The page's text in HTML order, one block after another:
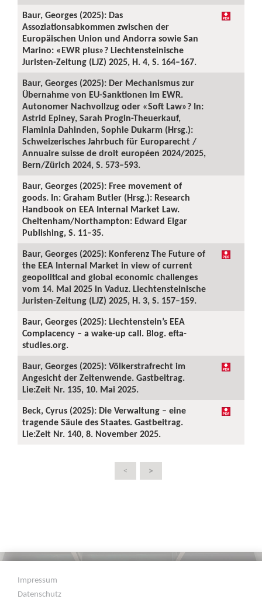
Baur, Georges (2025): Das
Assoziationsabkommen zwischen der
Europäischen Union und Andorra sowie San
Marino: «EWR plus»? Liechtensteinische
Juristen-Zeitung (LJZ) 2025, H. 4, S. 164–167.
Baur, Georges (2025): Der Mechanismus zur
Übernahme von EU-Sanktionen im EWR.
Autonomer Nachvollzug oder «Soft Law»? In:
Astrid Epiney, Sarah Progin-Theuerkauf,
Flaminia Dahinden, Sophie Dukarm (Hrsg.):
Schweizerisches Jahrbuch für Europarecht /
Annuaire suisse de droit européen 2024/2025,
Bern/Zürich 2024, S. 573–593.
Baur, Georges (2025): Free movement of
goods. In: Graham Butler (Hrsg.): Research
Handbook on EEA Internal Market Law.
Cheltenham/Northampton: Edward Elgar
Publishing, S. 11–35.
Baur, Georges (2025): Konferenz The Future of
the EEA Internal Market in view of current
geopolitical and global economic challenges
vom 14. Mai 2025 in Vaduz. Liechtensteinische
Juristen-Zeitung (LJZ) 2025, H. 3, S. 157–159.
Baur, Georges (2025): Liechtenstein’s EEA
Complacency – a wake-up call. Blog. efta-
studies.org.
Baur, Georges (2025): Völkerstrafrecht im
Angesicht der Zeitenwende. Gastbeitrag.
Lie:Zeit Nr. 135, 10. Mai 2025.
Beck, Cyrus (2025): Die Verwaltung – eine
tragende Säule des Staates. Gastbeitrag.
Lie:Zeit Nr. 140, 8. November 2025.
< >
Impressum
Datenschutz